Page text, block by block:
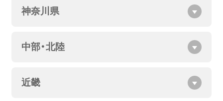
神奈川県
中部・北陸
近畿